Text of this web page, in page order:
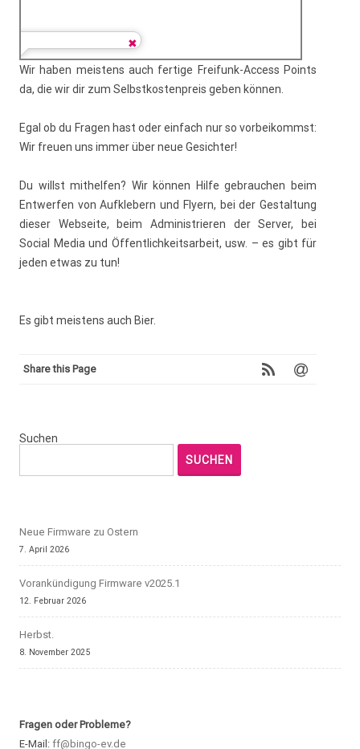
Wir haben meistens auch fertige Freifunk-Access Points
da, die wir dir zum Selbstkostenpreis geben können.
Egal ob du Fragen hast oder einfach nur so vorbeikommst:
Wir freuen uns immer über neue Gesichter!
Du willst mithelfen? Wir können Hilfe gebrauchen beim
Entwerfen von Aufklebern und Flyern, bei der Gestaltung
dieser Webseite, beim Administrieren der Server, bei
Social Media und Öffentlichkeitsarbeit, usw. – es gibt für
jeden etwas zu tun!
Es gibt meistens auch Bier.
Share this Page
Suchen
SUCHEN
Neue Firmware zu Ostern
7. April 2026
Vorankündigung Firmware v2025.1
12. Februar 2026
Herbst.
8. November 2025
Fragen oder Probleme?
E-Mail: ff@bingo-ev.de